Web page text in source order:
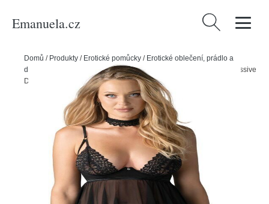
Emanuela.cz Vyhledávání
Domů / Produkty / Erotické pomůcky / Erotické oblečení, prádlo a
doplňky
Dámské erotické prádlo/Dámské erotické košilky
Obsessive
Donarella 3-dílný babydoll set